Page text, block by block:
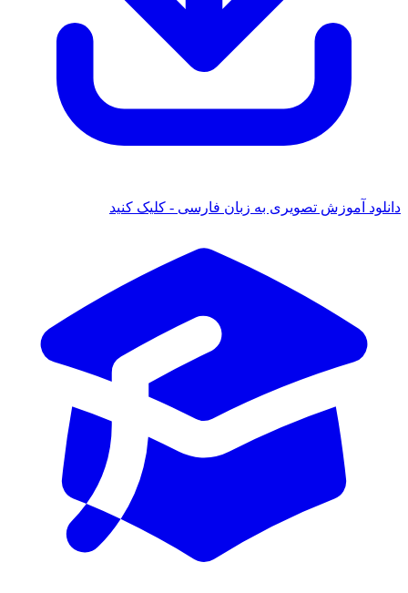
آموزش تصویری به زبان فارسی - کلیک کنید